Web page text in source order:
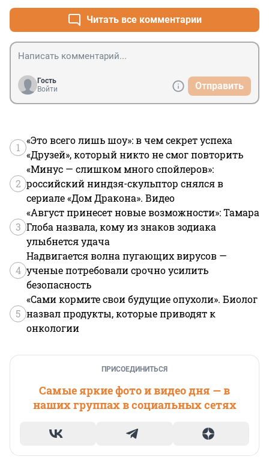
Читать все комментарии
Гость
Войти
Отправить
1
«Это всего лишь шоу»: в чем секрет успеха
«Друзей», который никто не смог повторить
2
«Минус — слишком много спойлеров»:
российский ниндзя-скульптор снялся в
сериале «Дом Дракона». Видео
3
«Август принесет новые возможности»: Тамара
Глоба назвала, кому из знаков зодиака
улыбнется удача
4
Надвигается волна пугающих вирусов —
ученые потребовали срочно усилить
безопасность
5
«Сами кормите свои будущие опухоли». Биолог
назвал продукты, которые приводят к
онкологии
ПРИСОЕДИНИТЬСЯ
Самые яркие фото и видео дня — в
наших группах в социальных сетях